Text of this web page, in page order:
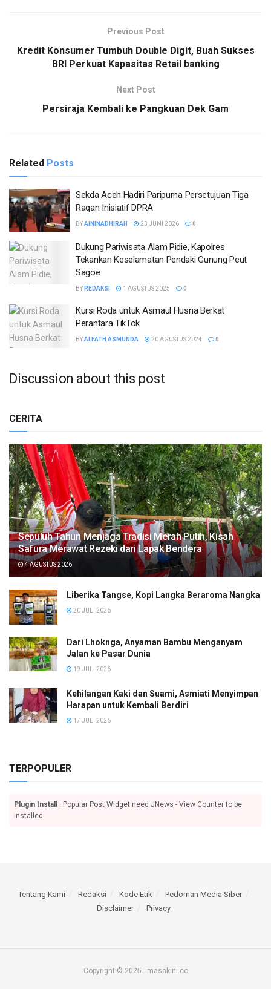
Previous Post
Kredit Konsumer Tumbuh Double Digit, Buah Sukses
BRI Perkuat Kapasitas Retail banking
Next Post
Persiraja Kembali ke Pangkuan Dek Gam
Related Posts
Sekda Aceh Hadiri Paripurna Persetujuan Tiga
Raqan Inisiatif DPRA
BYAININADHIRAH 23 JUNI 2026 0
Dukung Pariwisata Alam Pidie, Kapolres
Tekankan Keselamatan Pendaki Gunung Peut
Sagoe
BY REDAKSI 1 AGUSTUS 2025 0
Kursi Roda untuk Asmaul Husna Berkat
Perantara TikTok
BYALFATH ASMUNDA 20 AGUSTUS 2024 0
Discussion about this post
CERITA
Sepuluh Tahun Menjaga Tradisi Merah Putih, Kisah
Safura Merawat Rezeki dari Lapak Bendera
4 AGUSTUS 2026
Liberika Tangse, Kopi Langka Beraroma Nangka
20 JULI 2026
Dari Lhoknga, Anyaman Bambu Menganyam
Jalan ke Pasar Dunia
19 JULI 2026
Kehilangan Kaki dan Suami, Asmiati Menyimpan
Harapan untuk Kembali Berdiri
17 JULI 2026
TERPOPULER
Plugin Install
: Popular Post Widget need JNews - View Counter to be
installed
Tentang Kami Redaksi Kode Etik
Pedoman Media Siber
Disclaimer
Privacy
Copyright © 2025 - masakini.co